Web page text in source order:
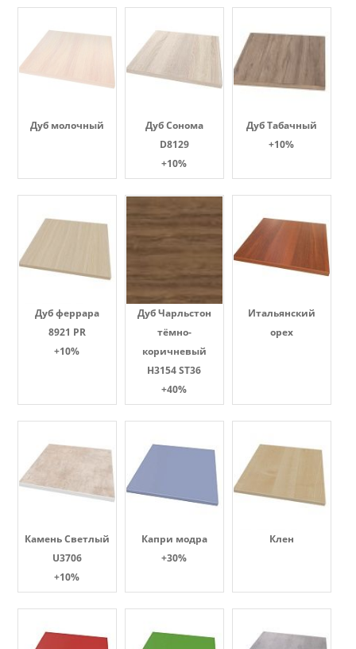
Дуб молочный
Дуб Сонома
D8129
+10%
Дуб Табачный
+10%
Дуб феррара
8921 PR
+10%
Дуб Чарльстон
тёмно-
коричневый
H3154 ST36
+40%
Итальянский
орех
Камень Светлый
U3706
+10%
Капри модра
+30%
Клен